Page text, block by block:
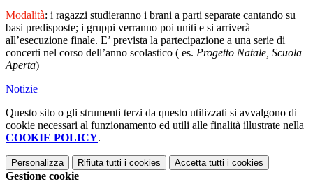
Modalità: i ragazzi studieranno i brani a parti separate cantando su
basi predisposte; i gruppi verranno poi uniti e si arriverà
all’esecuzione finale. E’ prevista la partecipazione a una serie di
concerti nel corso dell’anno scolastico ( es. Progetto Natale, Scuola
Aperta)
Notizie
Questo sito o gli strumenti terzi da questo utilizzati si avvalgono di
cookie necessari al funzionamento ed utili alle finalità illustrate nella
COOKIE POLICY.
Personalizza Rifiuta tutti i cookies Accetta tutti i cookies
Gestione cookie